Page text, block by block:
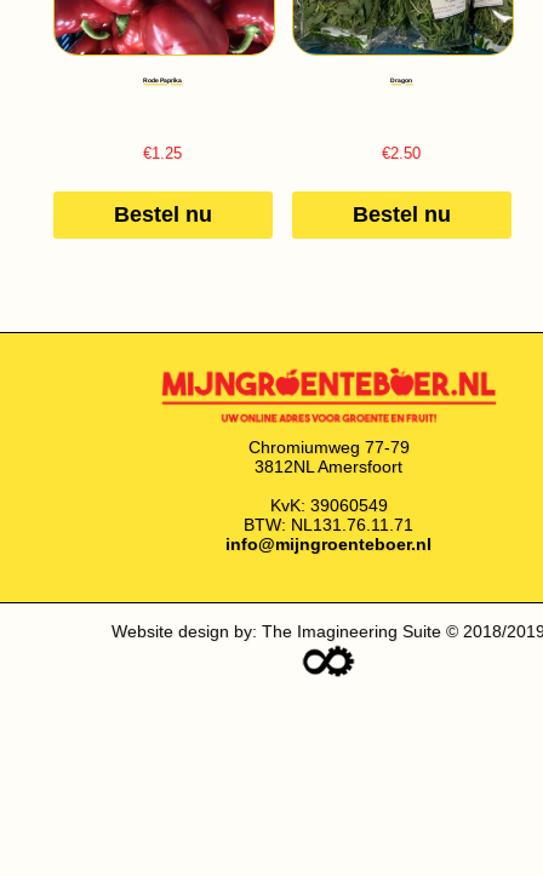
Rode Paprika
€1.25
Bestel nu
Dragon
€2.50
Bestel nu
Chromiumweg 77-79
3812NL Amersfoort
KvK: 39060549
BTW: NL131.76.11.71
info@mijngroenteboer.nl
Website design by: The Imagineering Suite © 2018/